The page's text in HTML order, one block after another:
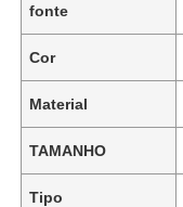
fonte
Cor
Material
TAMANHO
Tipo